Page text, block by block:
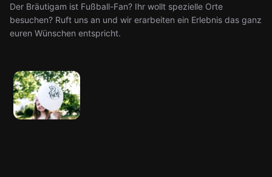
Der Bräutigam ist Fußball-Fan? Ihr wollt spezielle Orte
besuchen? Ruft uns an und wir erarbeiten ein Erlebnis das ganz
euren Wünschen entspricht.